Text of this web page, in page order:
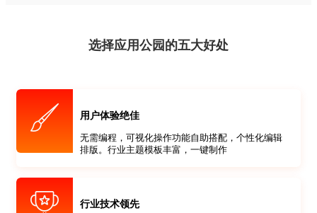
选择应用公园的五大好处
用户体验绝佳
无需编程，可视化操作功能自助搭配，个性化编辑
排版。行业主题模板丰富，一键制作
行业技术领先